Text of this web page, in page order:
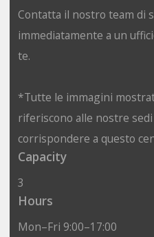
Contatta il nostro team di
immediatamente a un
te.
*Tutte le immagini
riferiscono alle nostre
corrispondere a questo
Capacity
3
Hours
Mon–Fri 9:00–17:00